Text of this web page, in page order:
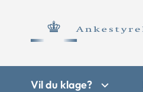
Vil du klage?